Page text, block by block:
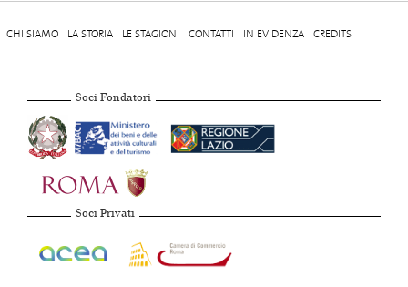
CHI SIAMO LA STORIA LE STAGIONI CONTATTI IN EVIDENZA CREDITS
Soci Fondatori
Soci Privati